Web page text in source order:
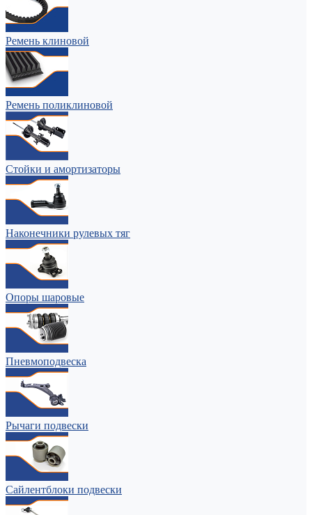
Ремень клиновой
Ремень поликлиновой
Стойки и амортизаторы
Наконечники рулевых тяг
Опоры шаровые
Пневмоподвеска
Рычаги подвески
Сайлентблоки подвески